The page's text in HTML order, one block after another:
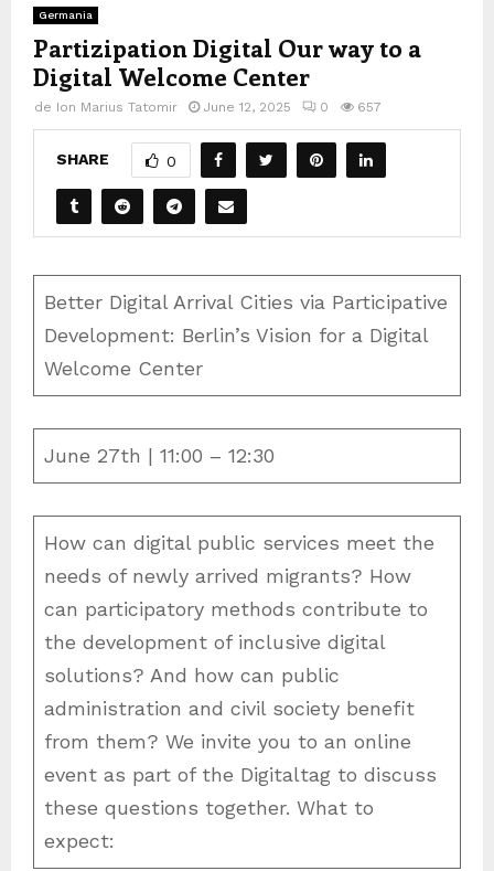
Germania
Partizipation Digital Our way to a
Digital Welcome Center
de Ion Marius Tatomir June 12, 2025 0 657
SHARE 0
Better Digital Arrival Cities via Participative
Development: Berlin’s Vision for a Digital
Welcome Center
June 27th | 11:00 – 12:30
How can digital public services meet the
needs of newly arrived migrants? How
can participatory methods contribute to
the development of inclusive digital
solutions? And how can public
administration and civil society benefit
from them? We invite you to an online
event as part of the Digitaltag to discuss
these questions together. What to
expect: